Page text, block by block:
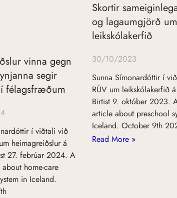
vinna gegn
segir
félagsfræðum
í viðtali við
heimagreiðslur á
27. febrúar 2024. A
home-care
in Iceland.
Skortir
og lagaumgjörð um
leikskólakerfið
30/10/2023
Sunna Símonardóttir í
RÚV um leikskólakerfið
Birtist 9. október 2023.
article about preschool
Iceland. October 9th
Read More »